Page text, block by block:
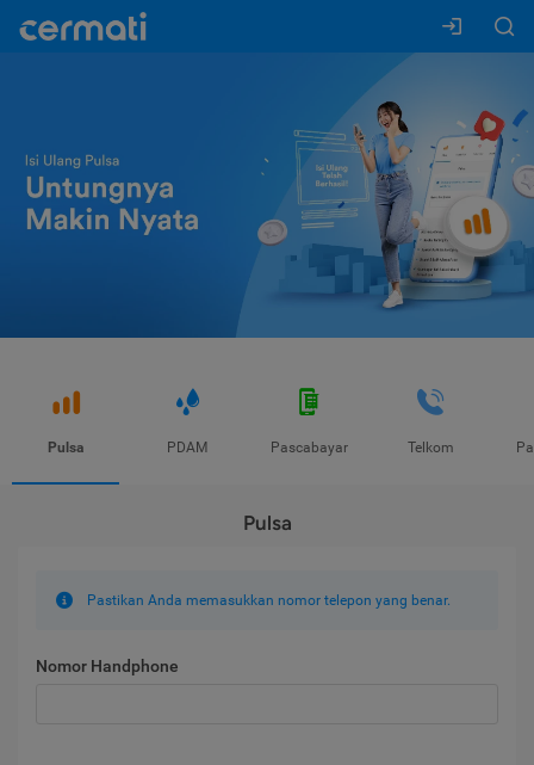
Pulsa PDAM Pascabayar Telkom
Pulsa
Pastikan Anda memasukkan nomor telepon yang benar.
Nomor Handphone